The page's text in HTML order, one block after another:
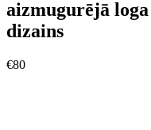
aizmugurējā
dizains
€80